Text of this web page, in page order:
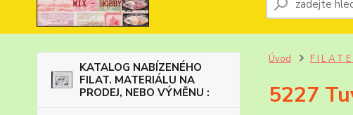
KATALOG NABÍZENÉHO
FILAT. MATERIÁLU NA
PRODEJ, NEBO VÝMĚNU :
Úvod F I L A T E
5227